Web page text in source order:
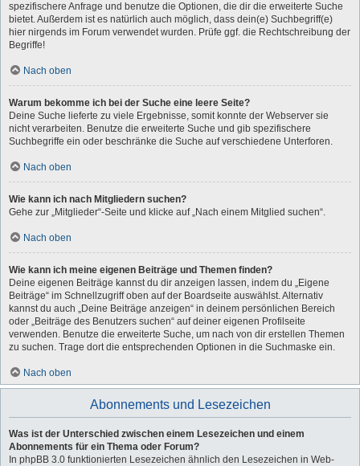
spezifischere Anfrage und benutze die Optionen, die dir die erweiterte Suche
bietet. Außerdem ist es natürlich auch möglich, dass dein(e) Suchbegriff(e)
hier nirgends im Forum verwendet wurden. Prüfe ggf. die Rechtschreibung der
Begriffe!
Nach oben
Warum bekomme ich bei der Suche eine leere Seite?
Deine Suche lieferte zu viele Ergebnisse, somit konnte der Webserver sie
nicht verarbeiten. Benutze die erweiterte Suche und gib spezifischere
Suchbegriffe ein oder beschränke die Suche auf verschiedene Unterforen.
Nach oben
Wie kann ich nach Mitgliedern suchen?
Gehe zur „Mitglieder“-Seite und klicke auf „Nach einem Mitglied suchen“.
Nach oben
Wie kann ich meine eigenen Beiträge und Themen finden?
Deine eigenen Beiträge kannst du dir anzeigen lassen, indem du „Eigene
Beiträge“ im Schnellzugriff oben auf der Boardseite auswählst. Alternativ
kannst du auch „Deine Beiträge anzeigen“ in deinem persönlichen Bereich
oder „Beiträge des Benutzers suchen“ auf deiner eigenen Profilseite
verwenden. Benutze die erweiterte Suche, um nach von dir erstellen Themen
zu suchen. Trage dort die entsprechenden Optionen in die Suchmaske ein.
Nach oben
Abonnements und Lesezeichen
Was ist der Unterschied zwischen einem Lesezeichen und einem
Abonnements für ein Thema oder Forum?
In phpBB 3.0 funktionierten Lesezeichen ähnlich den Lesezeichen in Web-